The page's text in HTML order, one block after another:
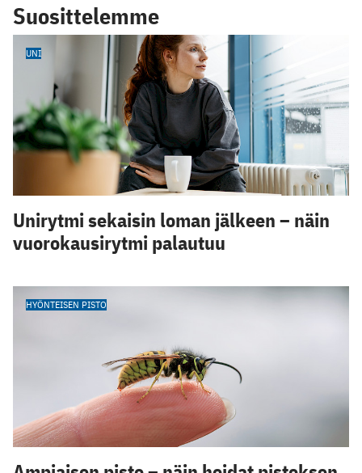
Suosittelemme
UNI
Unirytmi sekaisin loman jälkeen – näin
vuorokausirytmi palautuu
HYÖNTEISEN PISTO